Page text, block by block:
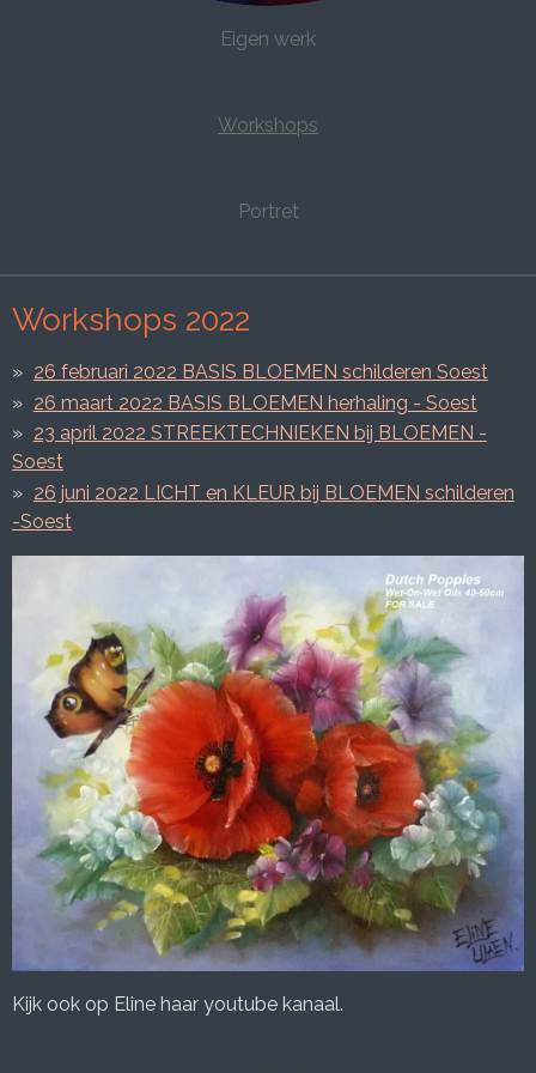
Eigen werk
Workshops
Portret
Workshops 2022
26 februari 2022 BASIS BLOEMEN schilderen Soest
26 maart 2022 BASIS BLOEMEN herhaling - Soest
23 april 2022 STREEKTECHNIEKEN bij BLOEMEN -
Soest
26 juni 2022 LICHT en KLEUR bij BLOEMEN schilderen
-Soest
Kijk ook op Eline haar youtube kanaal.